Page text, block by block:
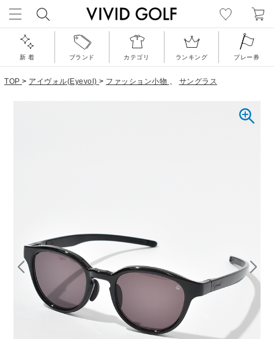
新 着 ブランド カテゴリ ランキング プレー券
TOP > アイヴォル(Eyevol) > ファッション小物 、 サングラス